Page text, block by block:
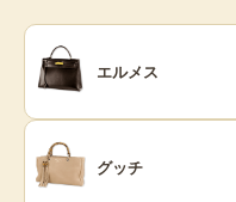
エルメス
グッチ